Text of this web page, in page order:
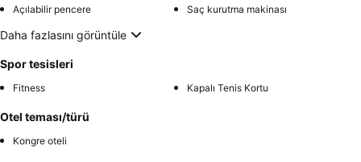
Açılabilir pencere
Saç kurutma makinası
Daha fazlasını görüntüle
Spor tesisleri
Fitness Kapalı Tenis Kortu
Otel teması/türü
Kongre oteli